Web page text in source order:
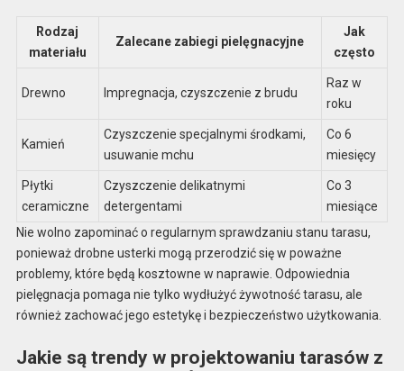
Rodzaj
materiału
Zalecane zabiegi pielęgnacyjne
Jak
często
Drewno Impregnacja, czyszczenie z brudu
Raz w
roku
Kamień
Czyszczenie specjalnymi środkami,
usuwanie mchu
Co 6
miesięcy
Płytki
ceramiczne
Czyszczenie delikatnymi
detergentami
Co 3
miesiące
Nie wolno zapominać o regularnym sprawdzaniu stanu tarasu,
ponieważ drobne usterki mogą przerodzić się w poważne
problemy, które będą kosztowne w naprawie. Odpowiednia
pielęgnacja pomaga nie tylko wydłużyć żywotność tarasu, ale
również zachować jego estetykę i bezpieczeństwo użytkowania.
Jakie są trendy w projektowaniu tarasów z